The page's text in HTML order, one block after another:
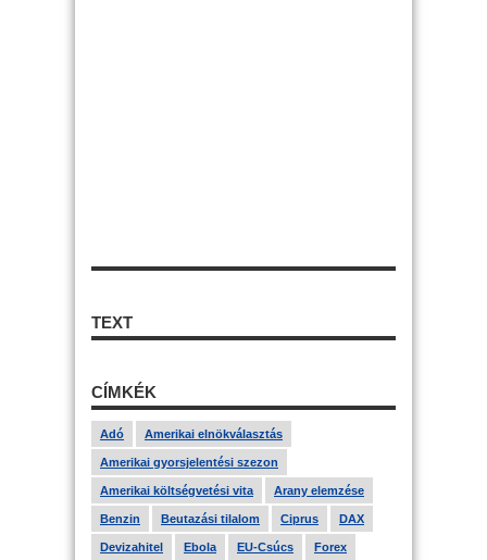
TEXT
CÍMKÉK
Adó Amerikai elnökválasztás
Amerikai gyorsjelentési szezon
Amerikai költségvetési vita Arany elemzése
Benzin Beutazási tilalom Ciprus DAX
Devizahitel Ebola EU-Csúcs Forex